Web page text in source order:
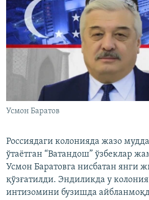
Усмон Баратов
Россиядаги колонияда жазо
ўтаётган “Ватандош” ўзбеклар
Усмон Баратовга нисбатан янги
қўзғатилди. Эндиликда у
интизомини бузишда